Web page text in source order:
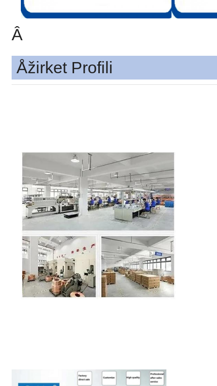
Â
Åžirket Profili